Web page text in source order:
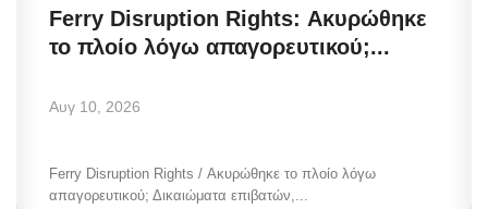
Vocational Education Overhaul:
Αυτές είναι οι ειδικότητες...
Αυγ 10, 2026
Vocational Education Overhaul / Αυτές είναι οι ειδικότητες
στα Δημόσια ΙΕΚ